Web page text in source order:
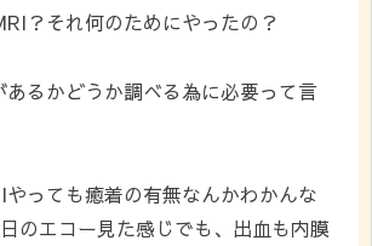
？それ何のためにやったの？
あるかどうか調べる為に必要って言
やっても癒着の有無なんかわかんな
のエコー見た感じでも、出血も内膜